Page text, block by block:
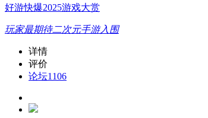
好游快爆2025游戏大赏
玩家最期待二次元手游入围
详情
评价
论坛1106